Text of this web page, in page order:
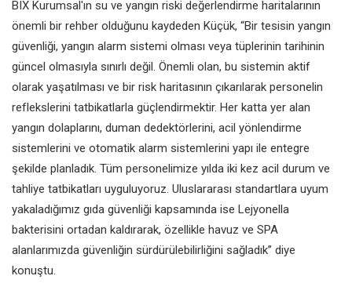
BIX Kurumsal'ın su ve yangın riski değerlendirme haritalarının
önemli bir rehber olduğunu kaydeden Küçük, “Bir tesisin yangın
güvenliği, yangın alarm sistemi olması veya tüplerinin tarihinin
güncel olmasıyla sınırlı değil. Önemli olan, bu sistemin aktif
olarak yaşatılması ve bir risk haritasının çıkarılarak personelin
reflekslerini tatbikatlarla güçlendirmektir. Her katta yer alan
yangın dolaplarını, duman dedektörlerini, acil yönlendirme
sistemlerini ve otomatik alarm sistemlerini yapı ile entegre
şekilde planladık. Tüm personelimize yılda iki kez acil durum ve
tahliye tatbikatları uyguluyoruz. Uluslararası standartlara uyum
yakaladığımız gıda güvenliği kapsamında ise Lejyonella
bakterisini ortadan kaldırarak, özellikle havuz ve SPA
alanlarımızda güvenliğin sürdürülebilirliğini sağladık” diye
konuştu.